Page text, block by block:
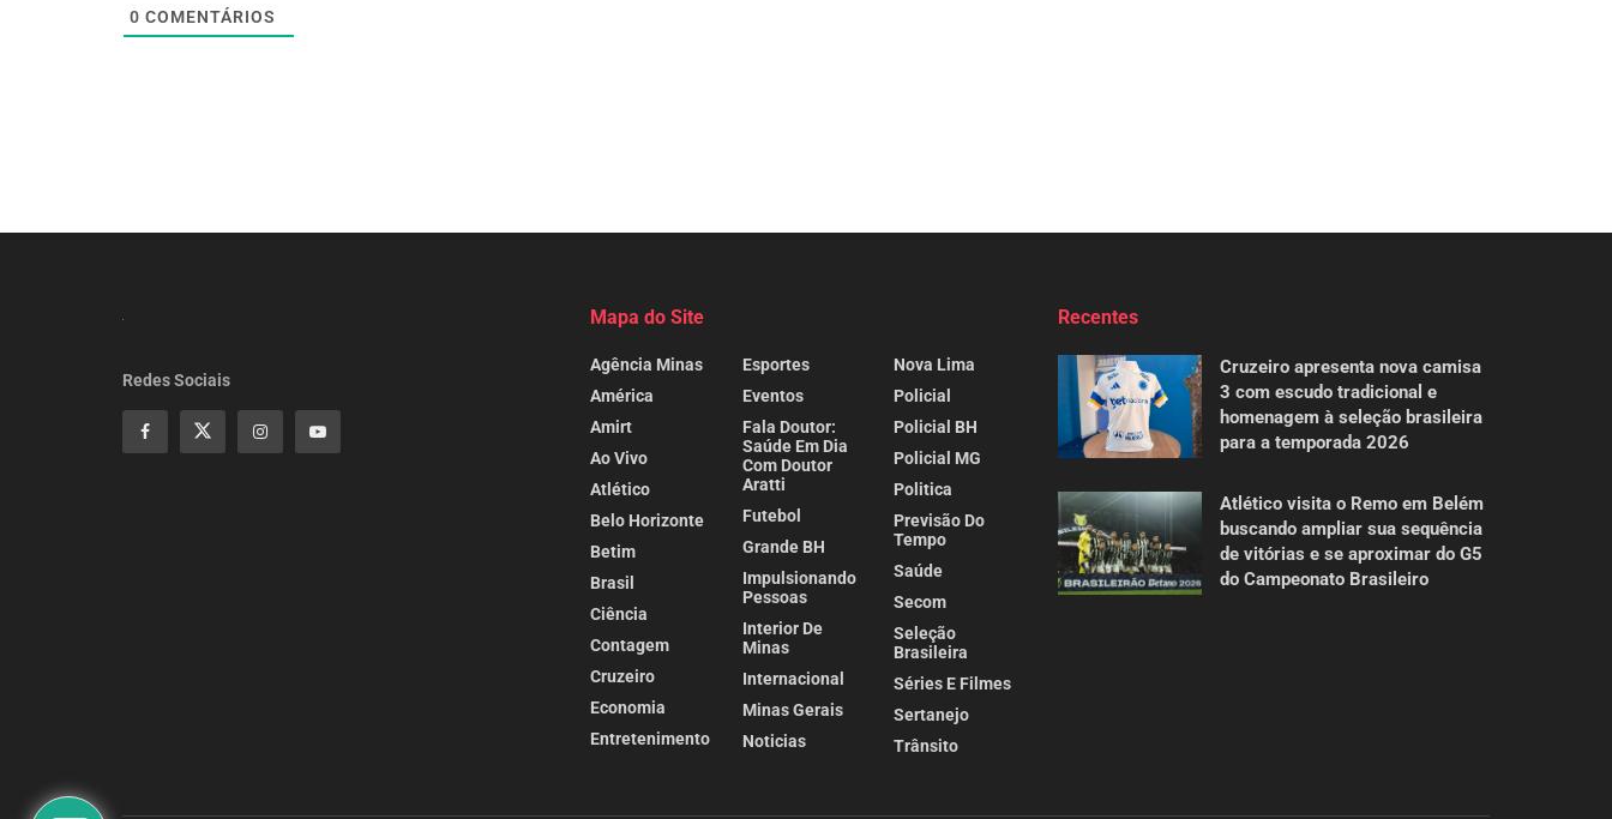
0 COMENTÁRIOS
Redes Sociais
Mapa do Site
Agência Minas
América
Amirt
Ao Vivo
Atlético
Belo Horizonte
Betim
Brasil
Ciência
Contagem
Cruzeiro
Economia
Entretenimento
Esportes
Eventos
Fala Doutor:
Saúde Em Dia
Com Doutor
Aratti
Futebol
Grande BH
Impulsionando
Pessoas
Interior De
Minas
Internacional
Minas Gerais
Noticias
Nova Lima
Policial
Policial BH
Policial MG
Politica
Previsão Do
Tempo
Saúde
Secom
Seleção
Brasileira
Séries E Filmes
Sertanejo
Trânsito
Recentes
Cruzeiro apresenta nova camisa
3 com escudo tradicional e
homenagem à seleção brasileira
para a temporada 2026
Atlético visita o Remo em Belém
buscando ampliar sua sequência
de vitórias e se aproximar do G5
do Campeonato Brasileiro